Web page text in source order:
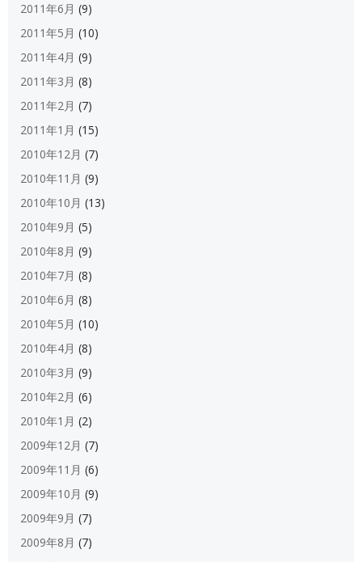
2011年6月 (9)
2011年5月 (10)
2011年4月 (9)
2011年3月 (8)
2011年2月 (7)
2011年1月 (15)
2010年12月 (7)
2010年11月 (9)
2010年10月 (13)
2010年9月 (5)
2010年8月 (9)
2010年7月 (8)
2010年6月 (8)
2010年5月 (10)
2010年4月 (8)
2010年3月 (9)
2010年2月 (6)
2010年1月 (2)
2009年12月 (7)
2009年11月 (6)
2009年10月 (9)
2009年9月 (7)
2009年8月 (7)